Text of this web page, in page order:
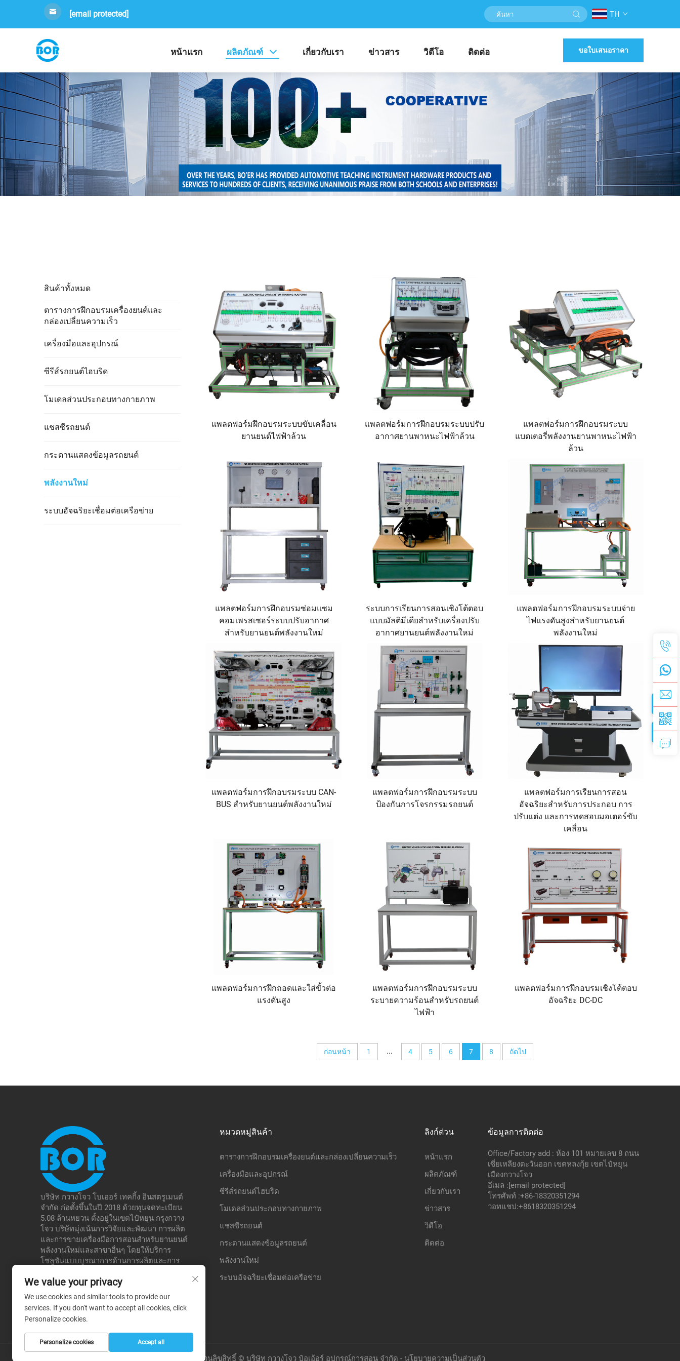
[email protected] TH
หน้าแรก ผลิตภัณฑ์ เกี่ยวกับเรา ข่าวสาร วิดีโอ ติดต่อ ขอใบเสนอราคา
สินค้าทั้งหมด
ตารางการฝึกอบรมเครื่องยนต์และ
กล่องเปลี่ยนความเร็ว
เครื่องมือและอุปกรณ์
ซีรีส์รถยนต์ไฮบริด
โมเดลส่วนประกอบทางกายภาพ
แชสซีรถยนต์
กระดานแสดงข้อมูลรถยนต์
พลังงานใหม่
ระบบอัจฉริยะเชื่อมต่อเครือข่าย
แพลตฟอร์มฝึกอบรมระบบขับเคลื่อน
ยานยนต์ไฟฟ้าล้วน
แพลตฟอร์มการฝึกอบรมระบบปรับ
อากาศยานพาหนะไฟฟ้าล้วน
แพลตฟอร์มการฝึกอบรมระบบ
แบตเตอรี่พลังงานยานพาหนะไฟฟ้า
ล้วน
แพลตฟอร์มการฝึกอบรมซ่อมแซม
คอมเพรสเซอร์ระบบปรับอากาศ
สำหรับยานยนต์พลังงานใหม่
ระบบการเรียนการสอนเชิงโต้ตอบ
แบบมัลติมีเดียสำหรับเครื่องปรับ
อากาศยานยนต์พลังงานใหม่
แพลตฟอร์มการฝึกอบรมระบบจ่าย
ไฟแรงดันสูงสำหรับยานยนต์
พลังงานใหม่
แพลตฟอร์มการฝึกอบรมระบบ CAN-
BUS สำหรับยานยนต์พลังงานใหม่
แพลตฟอร์มการฝึกอบรมระบบ
ป้องกันการโจรกรรมรถยนต์
แพลตฟอร์มการเรียนการสอน
อัจฉริยะสำหรับการประกอบ การ
ปรับแต่ง และการทดสอบมอเตอร์ขับ
เคลื่อน
แพลตฟอร์มการฝึกถอดและใส่ขั้วต่อ
แรงดันสูง
แพลตฟอร์มการฝึกอบรมระบบ
ระบายความร้อนสำหรับรถยนต์
ไฟฟ้า
แพลตฟอร์มการฝึกอบรมเชิงโต้ตอบ
อัจฉริยะ DC-DC
ก่อนหน้า 1 ... 4 5 6 7 8 ถัดไป
บริษัท กวางโจว โบเออร์ เทคกิ้ง อินสตรูเมนต์
จำกัด ก่อตั้งขึ้นในปี 2018 ด้วยทุนจดทะเบียน
5.08 ล้านหยวน ตั้งอยู่ในเขตไป๋หยุน กรุงกวาง
โจว บริษัทมุ่งเน้นการวิจัยและพัฒนา การผลิต
และการขายเครื่องมือการสอนสำหรับยานยนต์
พลังงานใหม่และสาขาอื่นๆ โดยให้บริการ
โซลูชันแบบบูรณาการด้านการผลิตและการ
ต่างๆ เป็นต้น ซึ่งช่วยสร้างข้อได้เปรียบเชิงความ
แตกต่างในตลาดเฉพาะทางของตนเอง
หมวดหมู่สินค้า
ตารางการฝึกอบรมเครื่องยนต์และกล่องเปลี่ยนความเร็ว
เครื่องมือและอุปกรณ์
ซีรีส์รถยนต์ไฮบริด
โมเดลส่วนประกอบทางกายภาพ
แชสซีรถยนต์
กระดานแสดงข้อมูลรถยนต์
พลังงานใหม่
ระบบอัจฉริยะเชื่อมต่อเครือข่าย
ลิงก์ด่วน
หน้าแรก
ผลิตภัณฑ์
เกี่ยวกับเรา
ข่าวสาร
วิดีโอ
ติดต่อ
ข้อมูลการติดต่อ
Office/Factory add : ห้อง 101 หมายเลข 8 ถนน
เซี่ยเหลียงตะวันออก เขตหลงกุ้ย เขตไป๋หยุน
เมืองกวางโจว
อีเมล :[email protected]
โทรศัพท์ :+86-18320351294
วอทแชป:+8618320351294
สงวนลิขสิทธิ์ © บริษัท กวางโจว ป๋อเอ้อร์ อุปกรณ์การสอน จำกัด - นโยบายความเป็นส่วนตัว
We value your privacy
We use cookies and similar tools to provide our
services. If you don't want to accept all cookies, click
Personalize cookies.
Personalize cookies Accept all